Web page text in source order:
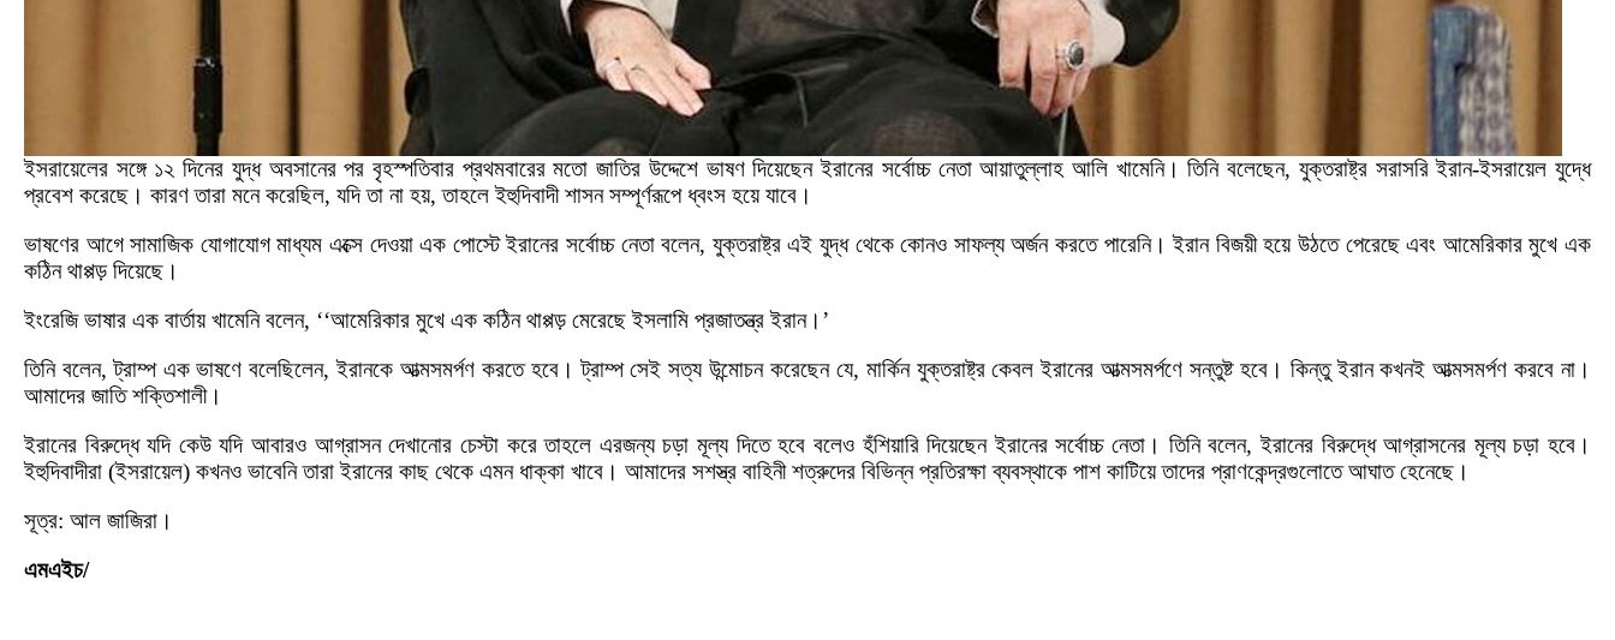
ইসরায়েলের সঙ্গে ১২ দিনের যুদ্ধ অবসানের পর বৃহস্পতিবার প্রথমবারের মতো জাতির উদ্দেশে ভাষণ দিয়েছেন ইরানের সর্বোচ্চ নেতা আয়াতুল্লাহ আলি খামেনি। তিনি বলেছেন, যুক্তরাষ্ট্র ‌‌সরাসরি ইরান-ইসরায়েল যুদ্ধে
প্রবেশ করেছে। কারণ তারা মনে করেছিল, যদি তা না হয়, তাহলে ইহুদিবাদী শাসন সম্পূর্ণরূপে ধ্বংস হয়ে যাবে।
ভাষণের আগে সামাজিক যোগাযোগ মাধ্যম এক্সে দেওয়া এক পোস্টে ইরানের সর্বোচ্চ নেতা বলেন, যুক্তরাষ্ট্র এই যুদ্ধ থেকে কোনও সাফল্য অর্জন করতে পারেনি। ইরান বিজয়ী হয়ে উঠতে পেরেছে এবং আমেরিকার মুখে এক
কঠিন থাপ্পড় দিয়েছে।
ইংরেজি ভাষার এক বার্তায় খামেনি বলেন, ‌‌‘‘আমেরিকার মুখে এক কঠিন থাপ্পড় মেরেছে ইসলামি প্রজাতন্ত্র ইরান।’
তিনি বলেন, ট্রাম্প এক ভাষণে বলেছিলেন, ইরানকে আত্মসমর্পণ করতে হবে। ট্রাম্প সেই সত্য উন্মোচন করেছেন যে, মার্কিন যুক্তরাষ্ট্র কেবল ইরানের আত্মসমর্পণে সন্তুষ্ট হবে। কিন্তু ইরান কখনই আত্মসমর্পণ করবে না।
আমাদের জাতি শক্তিশালী।
ইরানের বিরুদ্ধে যদি কেউ যদি আবারও আগ্রাসন দেখানোর চেস্টা করে তাহলে এরজন্য চড়া মূল্য দিতে হবে বলেও হঁশিয়ারি দিয়েছেন ইরানের সর্বোচ্চ নেতা। তিনি বলেন, ইরানের বিরুদ্ধে আগ্রাসনের মূল্য চড়া হবে।
ইহুদিবাদীরা (ইসরায়েল) কখনও ভাবেনি তারা ইরানের কাছ থেকে এমন ধাক্কা খাবে। আমাদের সশস্ত্র বাহিনী শত্রুদের বিভিন্ন প্রতিরক্ষা ব্যবস্থাকে পাশ কাটিয়ে তাদের প্রাণকেন্দ্রগুলোতে আঘাত হেনেছে।
সূত্র: আল জাজিরা।
এমএইচ/